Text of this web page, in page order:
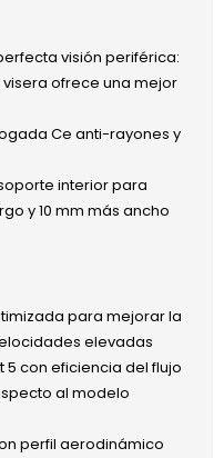
visión periférica:
ofrece una mejor
Ce anti-rayones y
interior para
y 10 mm más ancho
para mejorar la
elevadas
5 con eficiencia del flujo
al modelo
perfil aerodinámico